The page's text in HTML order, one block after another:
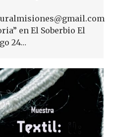
en El Soberbio El
24…